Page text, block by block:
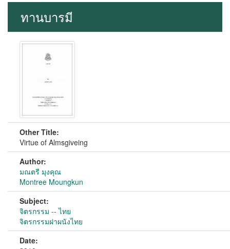
ทานบารมี
Other Title:
Virtue of Almsgiveing
Author:
มณตรี มุงคุณ
Montree Moungkun
Subject:
จิตรกรรม -- ไทย
จิตรกรรมฝาผนังไทย
Date: